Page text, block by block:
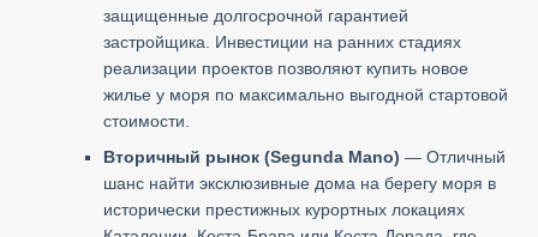
защищенные долгосрочной гарантией
застройщика. Инвестиции на ранних стадиях
реализации проектов позволяют купить новое
жилье у моря по максимально выгодной стартовой
стоимости.
Вторичный рынок (Segunda Mano) — Отличный
шанс найти эксклюзивные дома на берегу моря в
исторически престижных курортных локациях